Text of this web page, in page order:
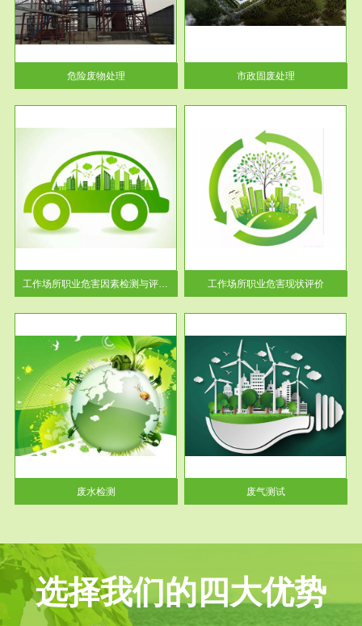
危险废物处理
蔚蓝生态环境科技所从事的市政
废物处理业务包括市政废物的处
理处...
市政固废处理
工作场所职业危害因素检测与评价...
服务范围
工作场所职业危害现状评价
【现状评价意义】：具体因素---
-通过质谱分析等多种手段明确
工作场...
工作场所职业危害现状评价
废水检测
服务范围
废气测试
检测范围工业废气检测包括有机
废气和无机废气。有机废气主要
包括...
废气测试
选择我们的四大优势